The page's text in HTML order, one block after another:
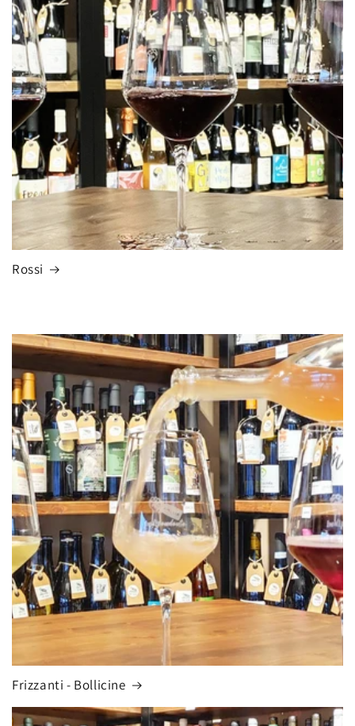
Rossi
Frizzanti - Bollicine